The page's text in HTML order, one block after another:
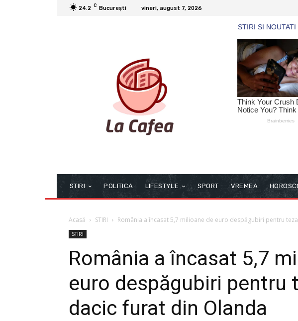
24.2 C București vineri, august 7, 2026
STIRI POLITICA LIFESTYLE SPORT VREMEA
Acasă STIRI România a încasat 5,7 milioane de euro despăgubiri pentru
STIRI
România a încasat 5,7
euro despăgubiri pentru
dacic furat din Olanda